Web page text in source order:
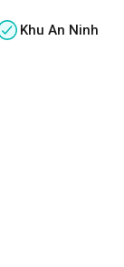
Khu An Ninh